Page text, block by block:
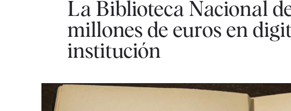
La Biblioteca Nacional
millones de euros en
institución